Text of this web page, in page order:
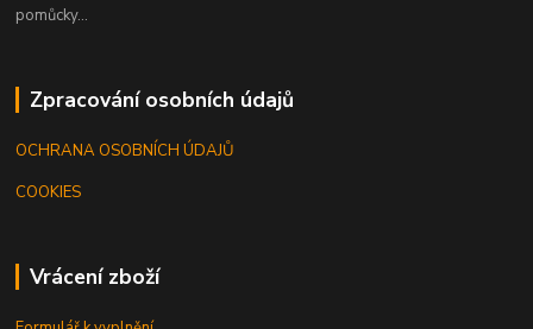
pomůcky...
Zpracování osobních údajů
OCHRANA OSOBNÍCH ÚDAJŮ
COOKIES
Vrácení zboží